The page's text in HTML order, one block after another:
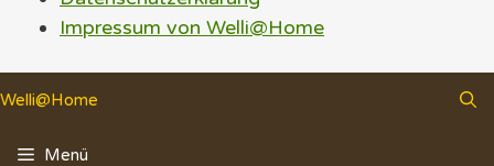
Impressum von Welli@Home
Inhalt
springen
Welli@Home
Menü